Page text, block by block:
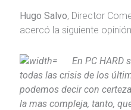
Hugo Salvo, Director
acercó la siguiente
En PC HARD
todas las crisis de los
podemos decir con
la mas compleja, tanto,